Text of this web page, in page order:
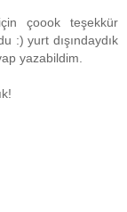
çoook teşekkür
:) yurt dışındaydık
yazabildim.